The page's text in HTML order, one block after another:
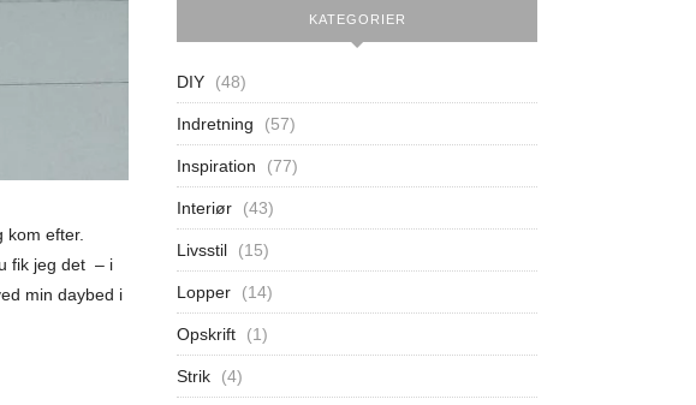
kom efter.
fik jeg det – i
min daybed i
KATEGORIER
DIY (48)
Indretning (57)
Inspiration (77)
Interiør (43)
Livsstil (15)
Lopper (14)
Opskrift (1)
Strik (4)